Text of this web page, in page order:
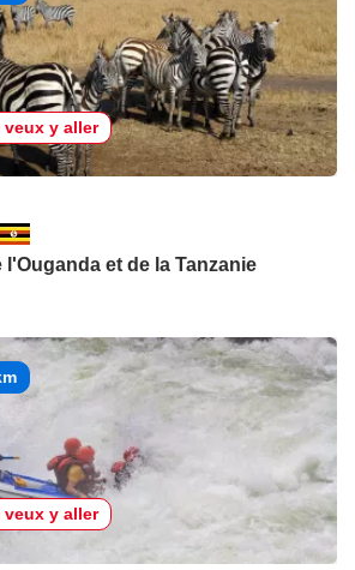
veux y aller
et de la Tanzanie
veux y aller